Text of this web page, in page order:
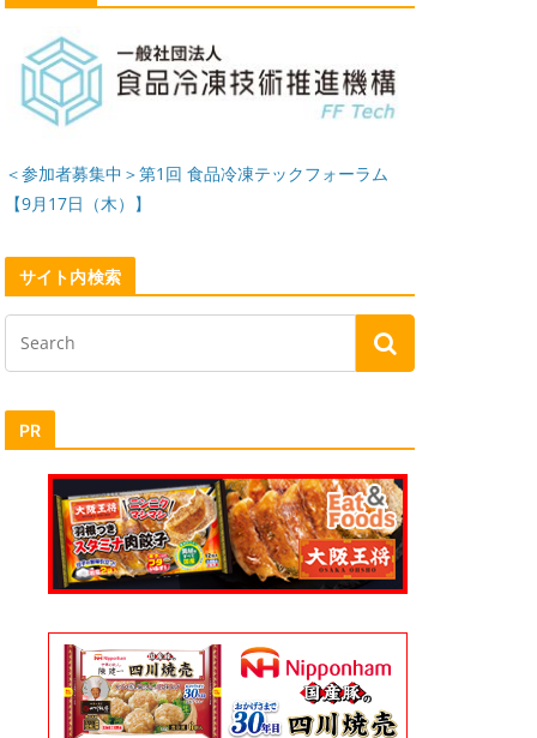
＜参加者募集中＞第1回 食品冷凍テックフォーラム
【9月17日（木）】
サイト内検索
PR